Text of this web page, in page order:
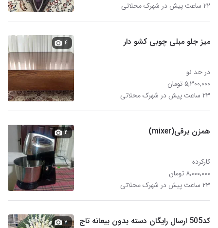
۲۲ ساعت پیش در شهرک محلاتی
میز جلو مبلی چوبی کشو دار
در حد نو
۵,۳۰۰,۰۰۰ تومان
۲۳ ساعت پیش در شهرک محلاتی
۴
همزن برقی(mixer)
کارکرده
۸,۰۰۰,۰۰۰ تومان
۲۳ ساعت پیش در شهرک محلاتی
۴
کد505 ارسال رایگان دسته بدون بیعانه تاج
۷